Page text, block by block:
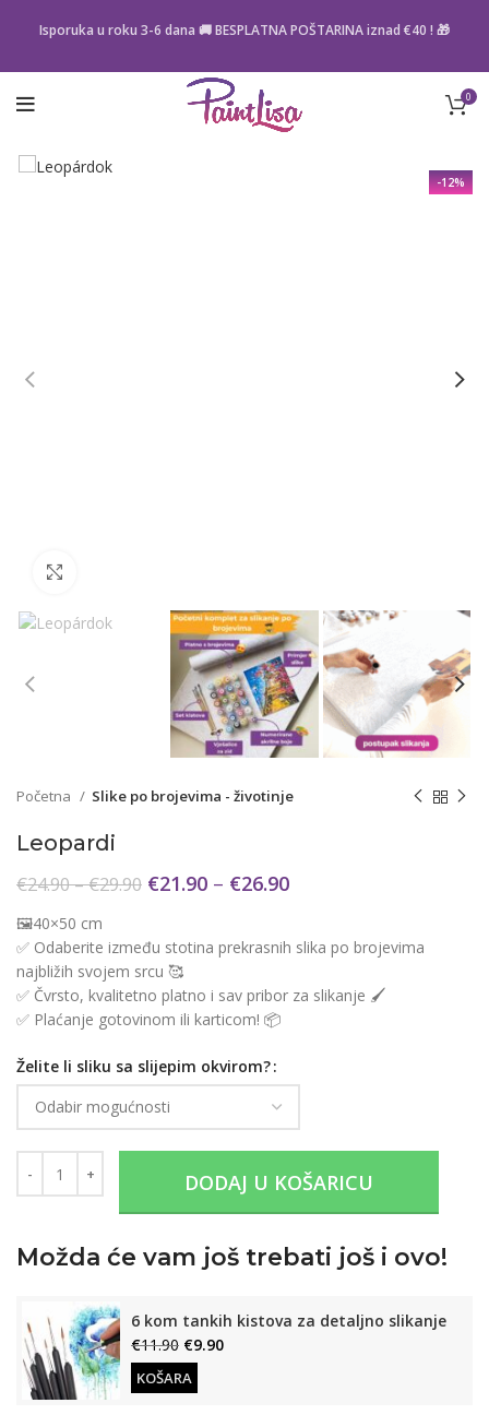
Isporuka u roku 3-6 dana 🚚 BESPLATNA POŠTARINA iznad €40 ! 🎁
0
-12%
Početna Slike po brojevima - životinje
Leopardi
€24.90–€29.90 €21.90 – €26.90
🖼️40×50 cm
✅ Odaberite između stotina prekrasnih slika po brojevima
najbližih svojem srcu 🥰
✅ Čvrsto, kvalitetno platno i sav pribor za slikanje 🖌️
✅ Plaćanje gotovinom ili karticom! 📦
Želite li sliku sa slijepim okvirom?
DODAJ U KOŠARICU
Možda će vam još trebati još i ovo!
6 kom tankih kistova za detaljno slikanje
€11.90 €9.90
KOŠARA